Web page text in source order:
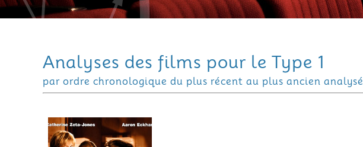
Analyses des films pour le Type 1
par ordre chronologique du plus récent au plus ancien analysé